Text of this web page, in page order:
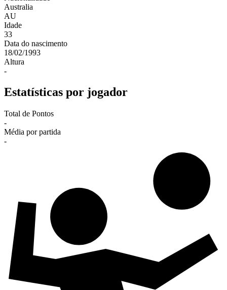
Australia
AU
Idade
33
Data do nascimento
18/02/1993
Altura
-
Estatísticas por jogador
Total de Pontos
-
Média por partida
-